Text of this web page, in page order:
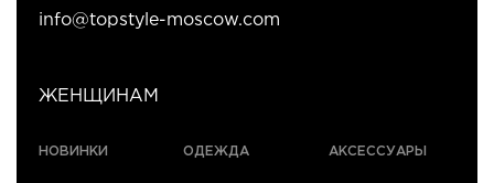
ЖЕНЩИНАМ
НОВИНКИ ОДЕЖДА АКСЕССУАРЫ
info@topstyle-moscow.com